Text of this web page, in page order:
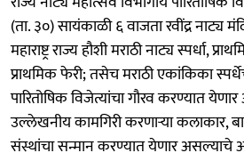
(ता. ३०) सायंकाळी ६ वाजता रवींद्र नाट्य
महाराष्ट्र राज्य हौशी मराठी नाट्य स्पर्धा,
प्राथमिक फेरी; तसेच मराठी एकांकिका
पारितोषिक विजेत्यांचा गौरव करण्यात
उल्लेखनीय कामगिरी करणाऱ्या कलाकार,
संस्थांचा सन्मान करण्यात येणार